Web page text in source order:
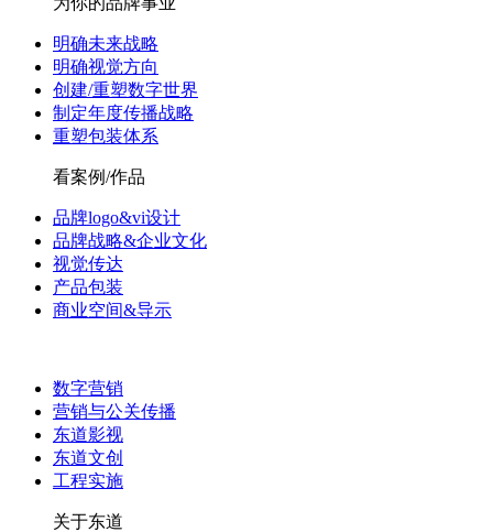
明确未来战略
明确视觉方向
创建/重塑数字世界
制定年度传播战略
重塑包装体系
看案例/作品
品牌logo&vi设计
品牌战略&企业文化
视觉传达
产品包装
商业空间&导示
数字营销
营销与公关传播
东道影视
东道文创
工程实施
关于东道